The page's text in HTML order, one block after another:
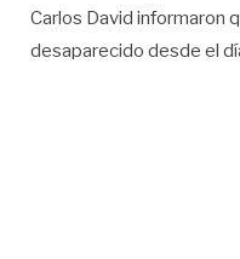
Carlos David informaron
desaparecido desde el